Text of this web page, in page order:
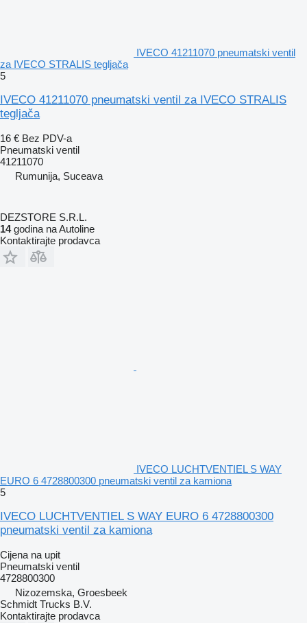
IVECO 41211070 pneumatski ventil
za IVECO STRALIS tegljača
5
IVECO 41211070 pneumatski ventil za IVECO STRALIS
tegljača
16 € Bez PDV-a
Pneumatski ventil
41211070
Rumunija, Suceava
DEZSTORE S.R.L.
14godina na Autoline
Kontaktirajte prodavca
IVECO LUCHTVENTIEL S WAY
EURO 6 4728800300 pneumatski ventil za kamiona
5
IVECO LUCHTVENTIEL S WAY EURO 6 4728800300
pneumatski ventil za kamiona
Cijena na upit
Pneumatski ventil
4728800300
Nizozemska, Groesbeek
Schmidt Trucks B.V.
Kontaktirajte prodavca